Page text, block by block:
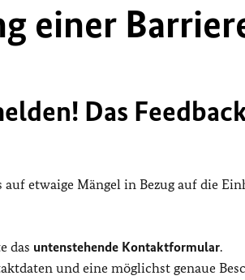
einer
Das
auf etwaige Mängel in Bezug auf die
das untenstehende Kontaktformular.
und eine möglichst genaue